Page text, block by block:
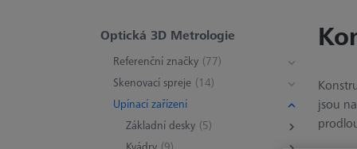
Optická 3D Metrologie
Referenční značky (77)
Skenovací spreje (14)
Upínací zařízení
Základní desky (5)
jsou